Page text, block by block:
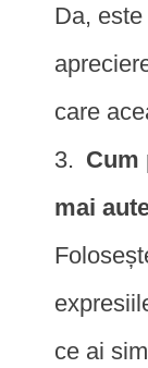
Da,
care
Cum
mai
ce ai